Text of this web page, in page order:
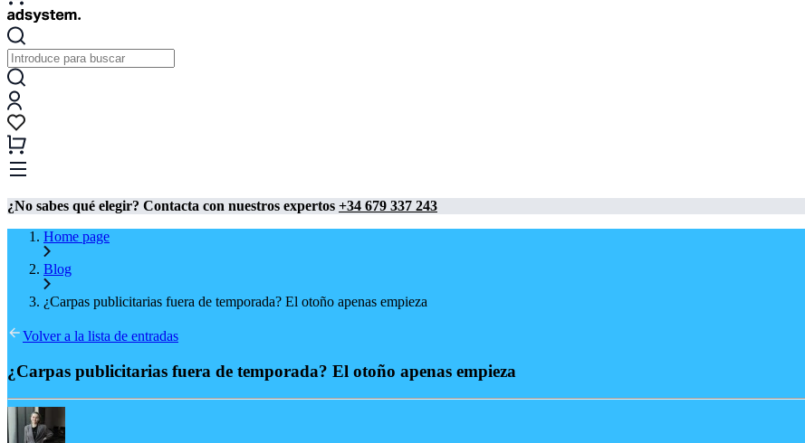
¿No sabes qué elegir? Contacta con nuestros expertos +34 679 337 243
Home page
Blog
¿Carpas publicitarias fuera de temporada? El otoño apenas empieza
Volver a la lista de entradas
¿Carpas publicitarias fuera de temporada? El otoño apenas empieza